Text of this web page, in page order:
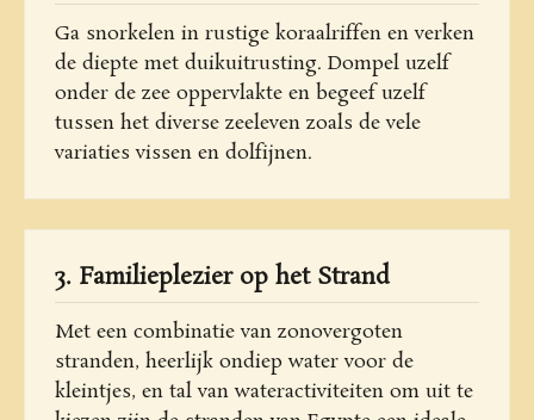
Ga snorkelen in rustige koraalriffen en verken
de diepte met duikuitrusting. Dompel uzelf
onder de zee oppervlakte en begeef uzelf
tussen het diverse zeeleven zoals de vele
variaties vissen en dolfijnen.
3. Familieplezier op het Strand
Met een combinatie van zonovergoten
stranden, heerlijk ondiep water voor de
kleintjes, en tal van wateractiviteiten om uit te